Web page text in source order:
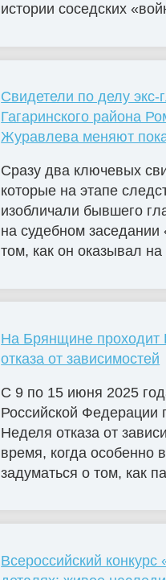
истории соседских
Свидетели по делу экс-
Гагаринского района
Журавлева меняют
Сразу два ключевых
которые на этапе
изобличали бывшего
на судебном заседании
том, как он оказывал на
На Брянщине проходит
отказа от зависимостей
С 9 по 15 июня 2025
Российской Федерации
Неделя отказа от
время, когда особенно
задуматься о том, как
Всероссийский конкурс